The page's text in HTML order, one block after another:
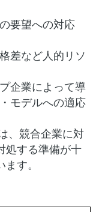
要望への対応
差など人的リソ
企業によって導
モデルへの適応
、競合企業に対
処する準備が十
す。